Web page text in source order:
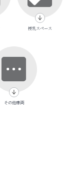
授乳スペース
その他車両